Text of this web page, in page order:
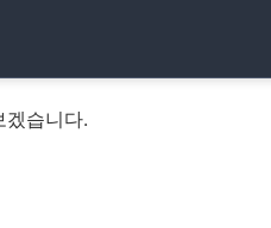
습니다.